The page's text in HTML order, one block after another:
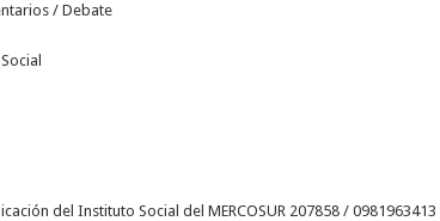
/ Debate
del Instituto Social del MERCOSUR 207858 / 0981963413